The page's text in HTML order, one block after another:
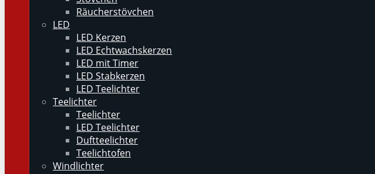
Räucherstövchen
LED
LED Kerzen
LED Echtwachskerzen
LED mit Timer
LED Stabkerzen
LED Teelichter
Teelichter
Teelichter
LED Teelichter
Duftteelichter
Teelichtofen
Windlichter